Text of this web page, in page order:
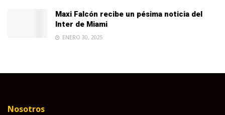
Maxi Falcón recibe un pésima noticia del
Inter de Miami
ENERO 30, 2025
Nosotros